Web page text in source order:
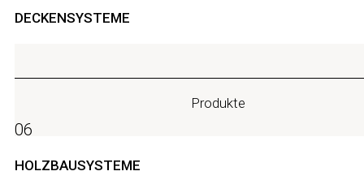
DECKENSYSTEME
Produkte
06
HOLZBAUSYSTEME